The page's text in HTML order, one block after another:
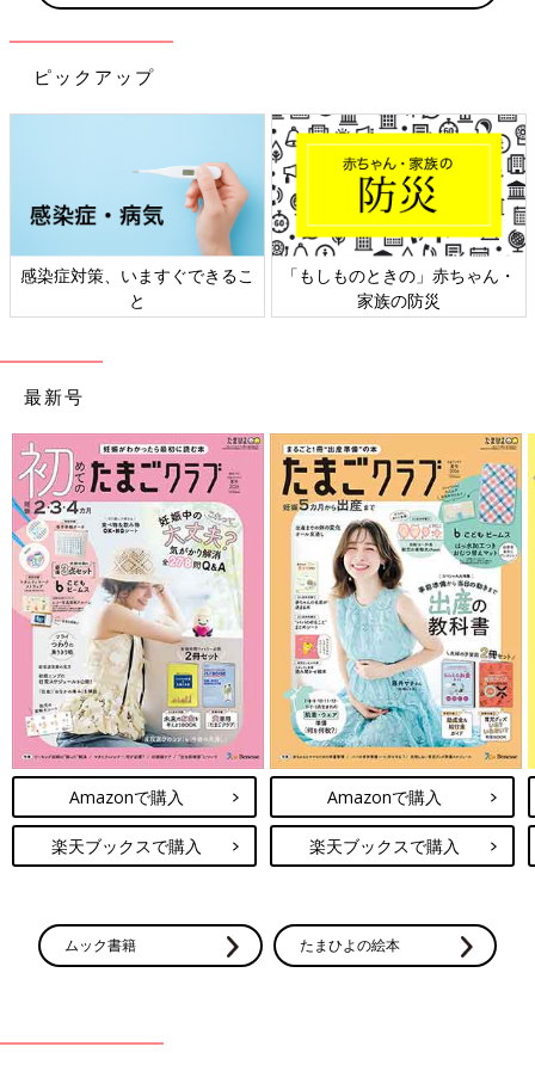
ピックアップ
日本外来小児科学会リーフレッ
ト検討会
六星占術 細木かおりさんの人生
相談
最新号
Amazonで購入
楽天ブックスで購入
Amazonで購入
楽天ブックスで購入
ムック書籍 たまひよの絵本